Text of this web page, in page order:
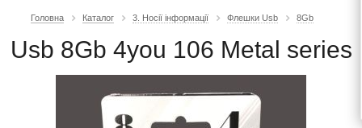
Головна Каталог 3. Носії інформації Флешки Usb 8Gb
Usb 8Gb 4you 106 Metal series